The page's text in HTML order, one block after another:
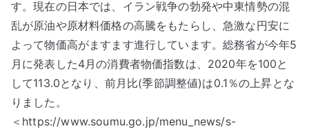
す。現在の日本では、イラン戦争の勃発や中東情勢の混
乱が原油や原材料価格の高騰をもたらし、急激な円安に
よって物価高がますます進行しています。総務省が今年5
月に発表した4月の消費者物価指数は、2020年を100と
して113.0となり、前月比(季節調整値)は0.1％の上昇とな
りました。
＜https://www.soumu.go.jp/menu_news/s-